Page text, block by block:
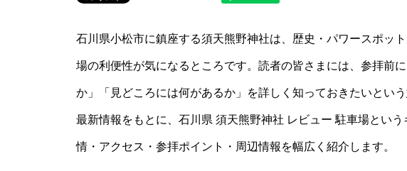
石川県小松市に鎮座する須天熊野神社は、歴史・パワースポッ
場の利便性が気になるところです。読者の皆さまには、参拝前
か」「見どころには何があるか」を詳しく知っておきたいとい
最新情報をもとに、石川県 須天熊野神社 レビュー 駐車場とい
情・アクセス・参拝ポイント・周辺情報を幅広く紹介します。